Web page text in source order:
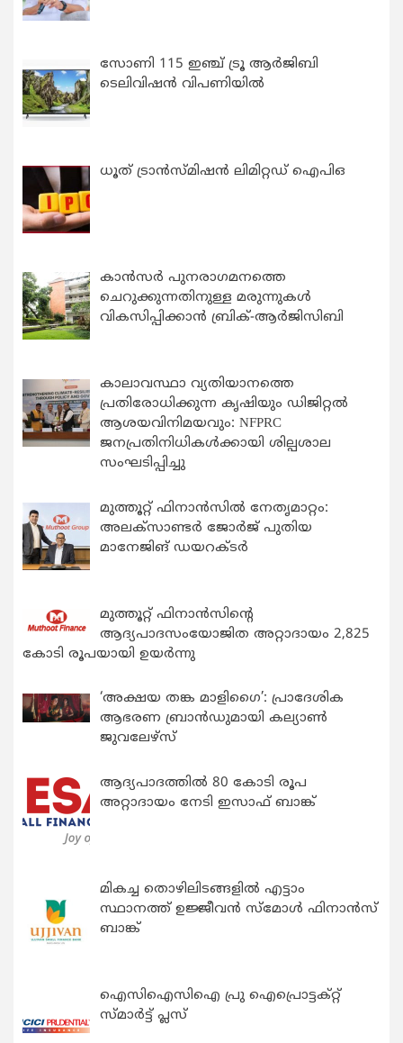
സോണി 115 ഇഞ്ച് ട്രൂ ആർജിബി
ടെലിവിഷൻ വിപണിയിൽ
ധൂത് ട്രാൻസ്മിഷൻ ലിമിറ്റഡ് ഐപിഒ
കാന്‍സര്‍ പുനരാഗമനത്തെ
ചെറുക്കുന്നതിനുള്ള മരുന്നുകള്‍
വികസിപ്പിക്കാന്‍ ബ്രിക്-ആര്‍ജിസിബി
കാലാവസ്ഥാ വ്യതിയാനത്തെ
പ്രതിരോധിക്കുന്ന കൃഷിയും ഡിജിറ്റൽ
ആശയവിനിമയവും: NFPRC
ജനപ്രതിനിധികൾക്കായി ശില്പശാല
സംഘടിപ്പിച്ചു
മുത്തൂറ്റ് ഫിനാൻസിൽ നേതൃമാറ്റം:
അലക്സാണ്ടർ ജോർജ് പുതിയ
മാനേജിങ് ഡയറക്ടർ
മുത്തൂറ്റ് ഫിനാൻസിന്റെ
ആദ്യപാദസംയോജിത അറ്റാദായം 2,825
കോടി രൂപയായി ഉയർന്നു
‘അക്ഷയ തങ്ക മാളിഗൈ’: പ്രാദേശിക
ആഭരണ ബ്രാന്‍ഡുമായി കല്യാണ്‍
ജുവലേഴ്‌സ്
ആദ്യപാദത്തിൽ 80 കോടി രൂപ
അറ്റാദായം നേടി ഇസാഫ് ബാങ്ക്
മികച്ച തൊഴിലിടങ്ങളിൽ എട്ടാം
സ്ഥാനത്ത് ഉജ്ജീവൻ സ്മോൾ ഫിനാൻസ്
ബാങ്ക്
ഐസിഐസിഐ പ്രു ഐപ്രൊട്ടക്റ്റ്
സ്മാർട്ട് പ്ലസ്